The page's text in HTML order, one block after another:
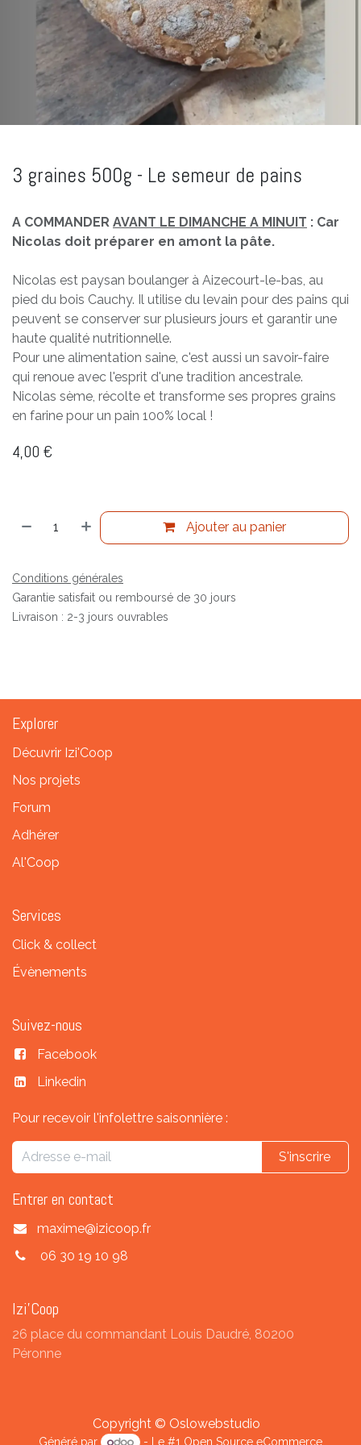
3 graines 500g - Le semeur de pains
A COMMANDER AVANT LE DIMANCHE A MINUIT : Car
Nicolas doit préparer en amont la pâte.
Nicolas est paysan boulanger à Aizecourt-le-bas, au
pied du bois Cauchy. Il utilise du levain pour des pains qui
peuvent se conserver sur plusieurs jours et garantir une
haute qualité nutritionnelle.
Pour une alimentation saine, c'est aussi un savoir-faire
qui renoue avec l'esprit d'une tradition ancestrale.
Nicolas sème, récolte et transforme ses propres grains
en farine pour un pain 100% local !
4,00 €
Ajouter au panier
Conditions générales
Garantie satisfait ou remboursé de 30 jours
Livraison : 2-3 jours ouvrables
Explorer
Décuvrir Izi'Coop
Nos projets
Forum
Adhérer
Al'Coop
Services
Click & collect
Évènements
Suivez-nous
Facebook
Linkedin
Pour recevoir l'infolettre saisonnière :
S'inscrire
Entrer en contact
maxime@izicoop.fr
06 30 19 10 98
Izi'Coop
26 place du commandant Louis Daudré, 80200
Péronne
Copyright © Oslowebstudio
Généré par - Le #1 Open Source eCommerce